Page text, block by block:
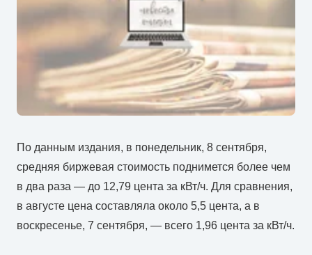
По данным издания, в понедельник, 8 сентября,
средняя биржевая стоимость поднимется более чем
в два раза — до 12,79 цента за кВт/ч. Для сравнения,
в августе цена составляла около 5,5 цента, а в
воскресенье, 7 сентября, — всего 1,96 цента за кВт/ч.